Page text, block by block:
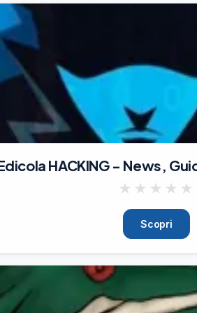
HACKING - News,
★ ★ ★ ★ ★
Scopri